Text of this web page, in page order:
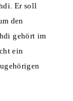
Er soll
den
gehört im
ein